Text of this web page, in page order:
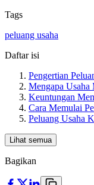
Tags
peluang usaha
Daftar isi
Pengertian
Mengapa
Keuntungan
Cara Memulai
Peluang Usaha
Lihat semua
Bagikan